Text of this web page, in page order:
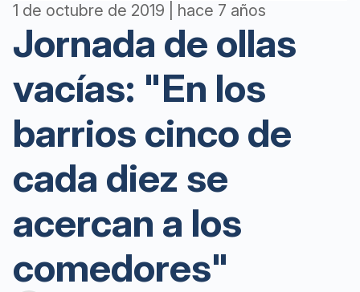
1 de octubre de 2019 | hace 7 años
Jornada de ollas
vacías: "En los
barrios cinco de
cada diez se
acercan a los
comedores"